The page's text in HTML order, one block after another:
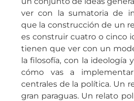
ver con la sumatoria de
que la construcción de un
es construir cuatro o cinco
tienen que ver con un
la filosofía, con la ideología
cómo vas a
centrales de la política. Un
gran paraguas. Un relato